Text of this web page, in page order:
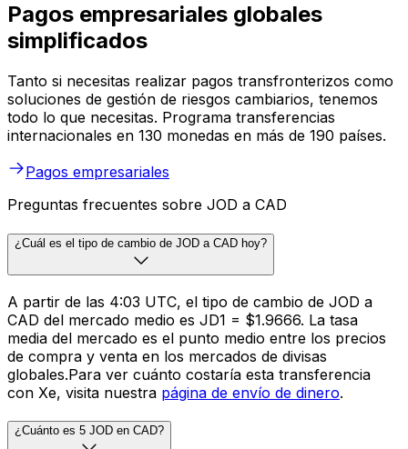
Pagos empresariales globales
simplificados
Tanto si necesitas realizar pagos transfronterizos como
soluciones de gestión de riesgos cambiarios, tenemos
todo lo que necesitas. Programa transferencias
internacionales en 130 monedas en más de 190 países.
Pagos empresariales
Preguntas frecuentes sobre JOD a CAD
¿Cuál es el tipo de cambio de JOD a CAD hoy?
A partir de las 4:03 UTC, el tipo de cambio de JOD a
CAD del mercado medio es JD1 = $1.9666. La tasa
media del mercado es el punto medio entre los precios
de compra y venta en los mercados de divisas
globales.Para ver cuánto costaría esta transferencia
con Xe, visita nuestra página de envío de dinero.
¿Cuánto es 5 JOD en CAD?